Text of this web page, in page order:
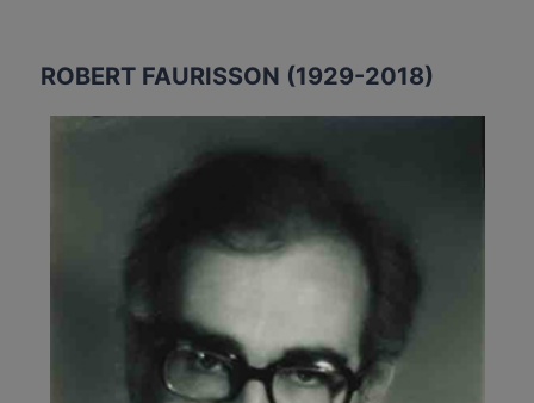
(CONTINUED)
ROBERT FAURISSON (1929-2018)